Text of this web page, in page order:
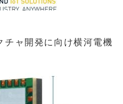
ャ開発に向け横河電機